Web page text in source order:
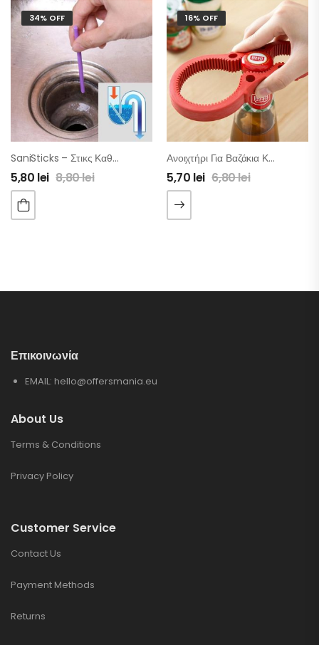
34% OFF
SaniSticks – Στικς Καθαρισμού Για Αποχετεύσεις
5,80 lei 8,80lei
16% OFF
Ανοιχτήρι Για Βαζάκια Και Μπουκάλια 3 Σε 1
5,70 lei 6,80lei
Επικοινωνία
EMAIL: hello@offersmania.eu
About Us
Terms & Conditions
Privacy Policy
Customer Service
Contact Us
Payment Methods
Returns